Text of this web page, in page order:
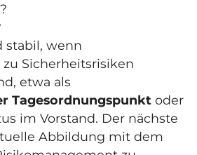
stabil, wenn
Sicherheitsrisiken
etwa als
Tagesordnungspunkt oder
im Vorstand. Der nächste
Abbildung mit dem